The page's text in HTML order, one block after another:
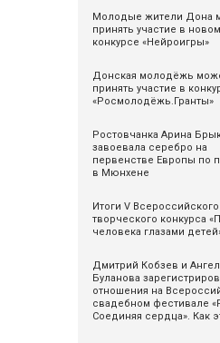
Молодые жители Дона
принять участие в новом
конкурсе «Нейроигры»
Донская молодёжь
принять участие в
«Росмолодёжь.Гранты»
Ростовчанка Арина
завоевала серебро на
первенстве Европы по
в Мюнхене
Итоги V Всероссийского
творческого конкурса
человека глазами
Дмитрий Кобзев и
Буланова
отношения на
свадебном фестивале
Соединяя сердца». Как